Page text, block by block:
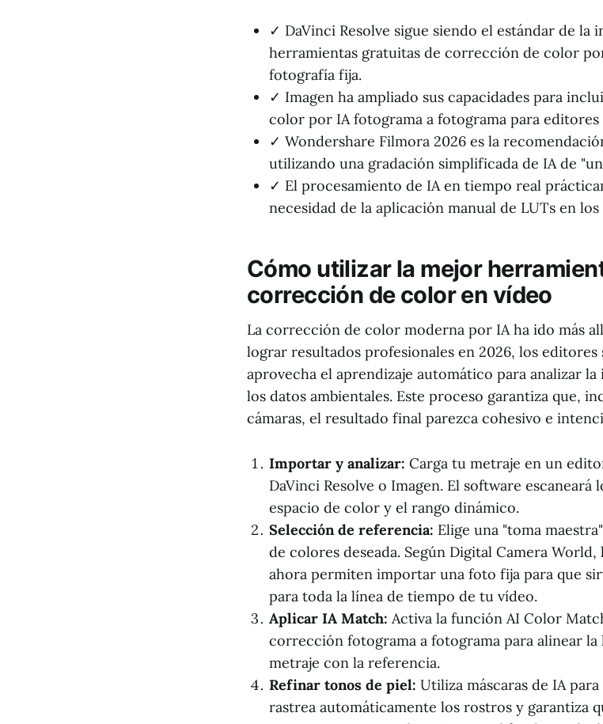
✓ DaVinci Resolve sigue siendo el estándar de la
herramientas gratuitas de corrección de color
fotografía fija.
✓ Imagen ha ampliado sus capacidades para
color por IA fotograma a fotograma para editores
✓ Wondershare Filmora 2026 es la
utilizando una gradación simplificada de IA de
✓ El procesamiento de IA en tiempo real
necesidad de la aplicación manual de LUTs en
Cómo utilizar la mejor
corrección de color en vídeo
La corrección de color moderna por IA ha ido más
lograr resultados profesionales en 2026, los
aprovecha el aprendizaje automático para analizar
los datos ambientales. Este proceso garantiza que,
cámaras, el resultado final parezca cohesivo e
Importar y analizar: Carga tu metraje en un
DaVinci Resolve o Imagen. El software
espacio de color y el rango dinámico.
Selección de referencia: Elige una "toma
de colores deseada. Según Digital Camera
ahora permiten importar una foto fija para que
para toda la línea de tiempo de tu vídeo.
Aplicar IA Match: Activa la función AI Color
corrección fotograma a fotograma para alinear
metraje con la referencia.
Refinar tonos de piel: Utiliza máscaras de IA
rastrea automáticamente los rostros y garantiza